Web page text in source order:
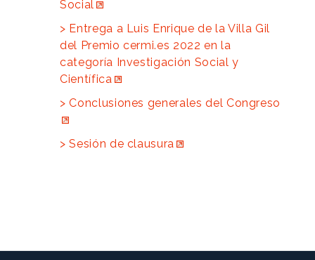
Social
Entrega a Luis Enrique de la Villa Gil
del Premio cermi.es 2022 en la
categoría Investigación Social y
Científica
Conclusiones generales del Congreso
Sesión de clausura